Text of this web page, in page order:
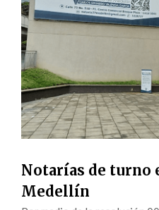
Notarías de turno
Medellín